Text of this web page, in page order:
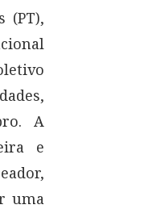
(PT),
A
e
uma